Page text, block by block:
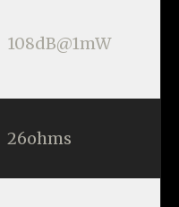
108dB@1mW
26ohms